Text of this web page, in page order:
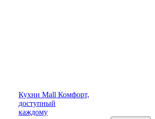
Кухни Mall Комфорт,
доступный
каждому